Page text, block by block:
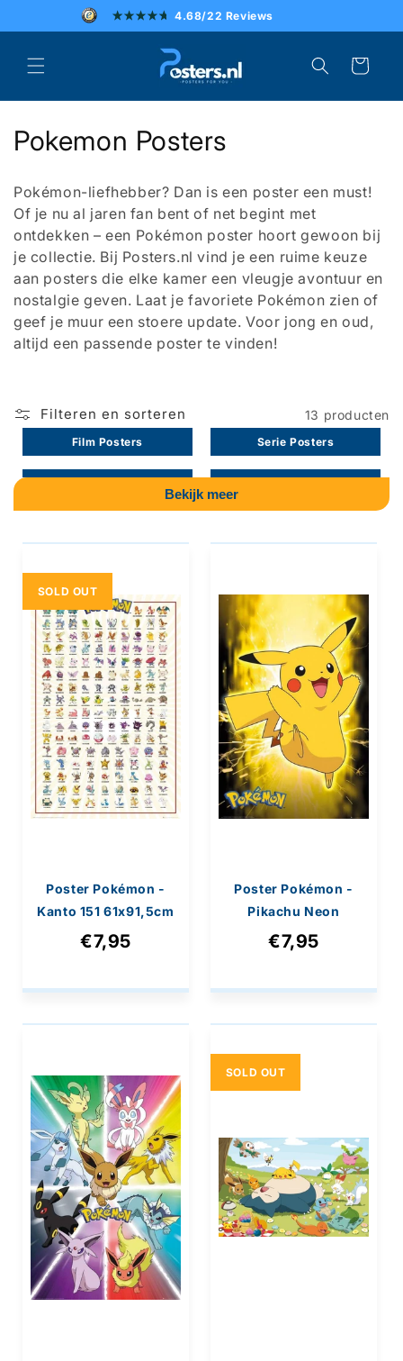
content
4.68/22 Reviews
SCHERPE PRIJZEN
UITSTEKENDE KLANTENSERVICE
Winkelwagen
C
l
l
e
c
t
e
Pokemon Posters
Pokémon-liefhebber? Dan is een poster een must!
Of je nu al jaren fan bent of net begint met
ontdekken – een Pokémon poster hoort gewoon bij
je collectie. Bij Posters.nl vind je een ruime keuze
aan posters die elke kamer een vleugje avontuur en
nostalgie geven. Laat je favoriete Pokémon zien of
geef je muur een stoere update. Voor jong en oud,
altijd een passende poster te vinden!
Filteren en sorteren 13 producten
Film Posters Serie Posters
Steden Posters Sport Posters
Bekijk meer
SOLD OUT
Poster Pokémon -
Kanto 151 61x91,5cm
€7,95
Poster Pokémon -
Pikachu Neon
61x91,5cm
€7,95
SOLD OUT